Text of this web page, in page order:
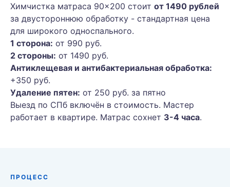
Химчистка матраса 90×200 стоит от 1490 рублей
за двустороннюю обработку - стандартная цена
для широкого односпального.
1 сторона: от 990 руб.
2 стороны: от 1490 руб.
Антиклещевая и антибактериальная обработка:
+350 руб.
Удаление пятен: от 250 руб. за пятно
Выезд по СПб включён в стоимость. Мастер
работает в квартире. Матрас сохнет 3-4 часа.
ПРОЦЕСС